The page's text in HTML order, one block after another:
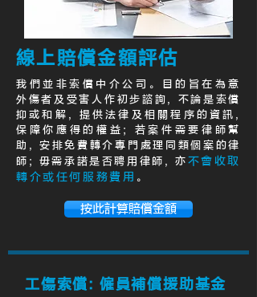
線上賠償金額評估
我們並非索償中介公司。目的旨在為意
外傷者及受害人作初步諮詢, 不論是索償
抑或和解, 提供法律及相關程序的資訊,
保障你應得的權益; 若案件需要律師幫
助, 安排免費轉介專門處理同類個案的律
師; 毋需承諾是否聘用律師, 亦 不會收取
轉介或任何服務費用 。
按此計算賠償金額
工傷索償: 僱員補償援助基金